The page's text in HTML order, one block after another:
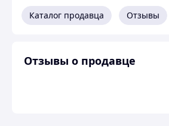
Каталог продавца Отзывы
Отзывы о продавце